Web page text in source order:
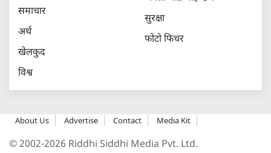
समाचार
अर्थ
खेलकुद
विश्व
सुरक्षा
फोटो फिचर
About Us Advertise Contact Media Kit
© 2002-2026 Riddhi Siddhi Media Pvt. Ltd.